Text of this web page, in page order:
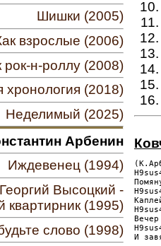
Шишки (2005)
взрослые (2006)
рок-н-роллу (2008)
(2018)
Неделимый (2025)
Арбенин
Иждевенец (1994)
Высоцкий -
квартирник (1995)
слово (1998)
И